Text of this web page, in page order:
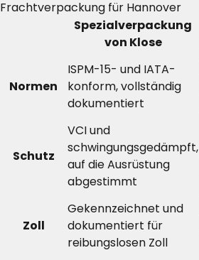
Frachtverpackung für Hannover
Spezialverpackung
von Klose
Normen
ISPM-15- und IATA-
konform, vollständig
dokumentiert
Schutz
VCI und
schwingungsgedämpft,
auf die Ausrüstung
abgestimmt
Zoll
Gekennzeichnet und
dokumentiert für
reibungslosen Zoll